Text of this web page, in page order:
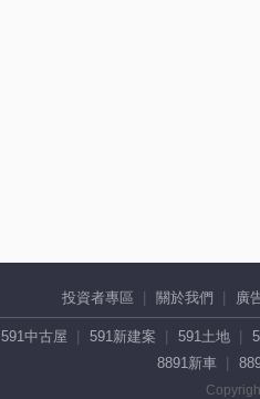
投資者專區 關於我們 廣
591中古屋 591新建案 591土地
8891新車